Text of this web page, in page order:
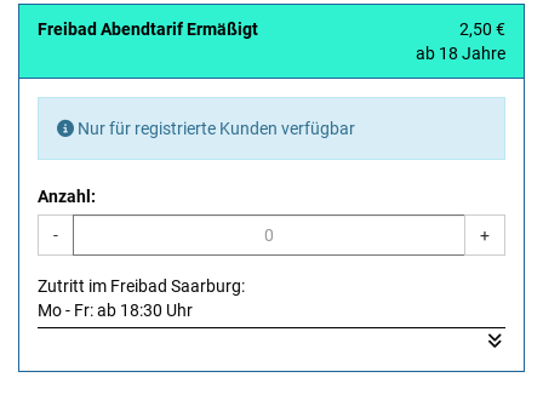
Freibad Abendtarif Ermäßigt
2,50 €
ab 18 Jahre
Nur für registrierte Kunden verfügbar
Anzahl:
-
+
Zutritt im Freibad Saarburg:
Mo - Fr: ab 18:30 Uhr
Sa, So, Feiertag: ab 17:30 Uhr